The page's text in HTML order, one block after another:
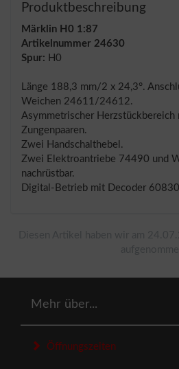
Produktbeschreibung
Märklin H0 1:87
Artikelnummer 24630
Spur: H0
Länge 188,3 mm/2 x 24,3°.
Weichen 24611/24612.
Asymmetrischer Herzstückbereich
Zungenpaaren.
Zwei Handschalthebel.
Zwei Elektroantriebe 74490 und
nachrüstbar.
Digital-Betrieb mit Decoder
Mehr über...
Öffnungszeiten